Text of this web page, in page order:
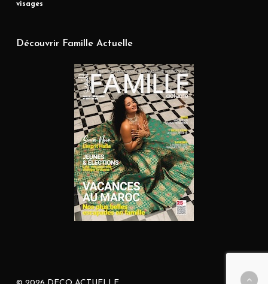
visages
Découvrir Famille Actuelle